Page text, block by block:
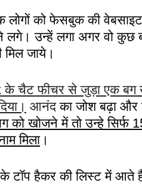
को फेसबुक की वेबसाइट
उन्हें लगा अगर वो कुछ
जाये।
चैट फीचर से जुड़ा एक बग
आनंदका जोश बढ़ा
खोजने में तो उन्हे सिर्फ
मिला।
टॉप हैकर की लिस्ट में आते